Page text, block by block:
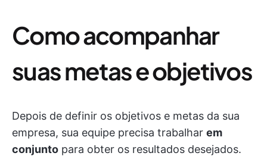
Como acompanhar
suas metas e objetivos
Depois de definir os objetivos e metas da sua
empresa, sua equipe precisa trabalhar em
conjunto para obter os resultados desejados.